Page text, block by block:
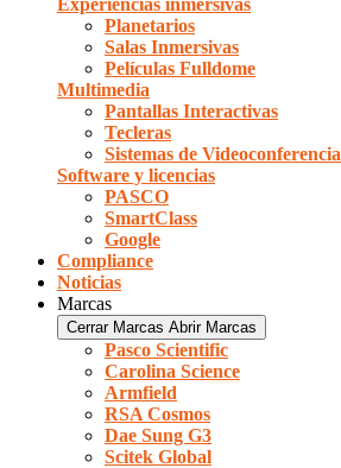
Experiencias inmersivas
Planetarios
Salas Inmersivas
Películas Fulldome
Multimedia
Pantallas Interactivas
Tecleras
Sistemas de Videoconferencia
Software y licencias
PASCO
SmartClass
Google
Compliance
Noticias
Marcas
Cerrar Marcas Abrir Marcas
Pasco Scientific
Carolina Science
Armfield
RSA Cosmos
Dae Sung G3
Scitek Global